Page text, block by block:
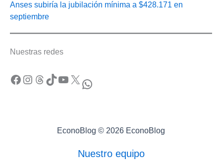
Anses subiría la jubilación mínima a $428.171 en
septiembre
Nuestras redes
Facebook Instagram Threads TikTok YouTube X WhatsApp
EconoBlog © 2026 EconoBlog
Nuestro equipo